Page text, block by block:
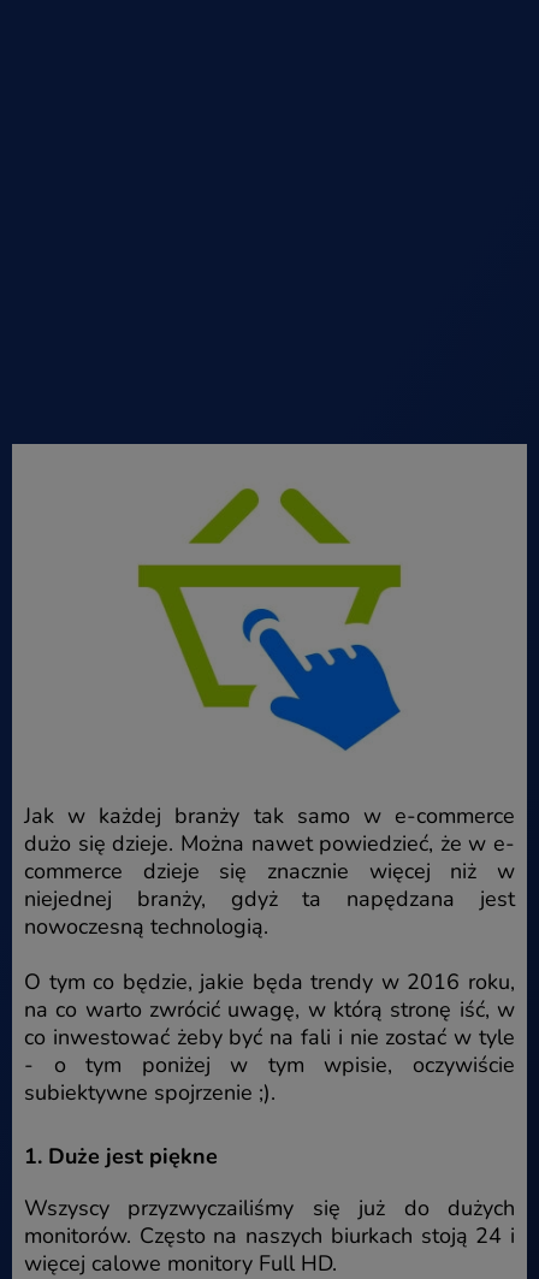
Jak w każdej branży tak samo w e-commerce
dużo się dzieje. Można nawet powiedzieć, że w e-
commerce dzieje się znacznie więcej niż w
niejednej branży, gdyż ta napędzana jest
nowoczesną technologią.
O tym co będzie, jakie będa trendy w 2016 roku,
na co warto zwrócić uwagę, w którą stronę iść, w
co inwestować żeby być na fali i nie zostać w tyle
- o tym poniżej w tym wpisie, oczywiście
subiektywne spojrzenie ;).
1. Duże jest piękne
Wszyscy przyzwyczailiśmy się już do dużych
monitorów. Często na naszych biurkach stoją 24 i
więcej calowe monitory Full HD.